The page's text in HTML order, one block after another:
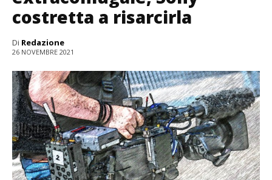
costretta a risarcirla
Di Redazione
26 NOVEMBRE 2021